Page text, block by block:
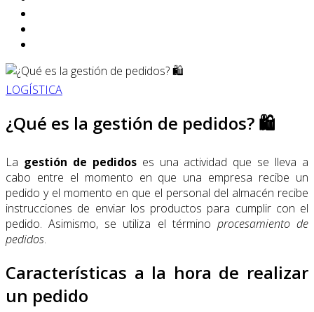
LOGÍSTICA
¿Qué es la gestión de pedidos? 🛍️
La gestión de pedidoses una actividad que se lleva a
cabo entre el momento en que una empresa recibe un
pedido y el momento en que el personal del almacén recibe
instrucciones de enviar los productos para cumplir con el
pedido. Asimismo, se utiliza el término procesamiento de
pedidos.
Características a la hora de realizar
un pedido